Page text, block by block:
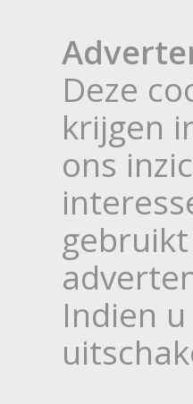
Deze
krijgen
ons
Indien